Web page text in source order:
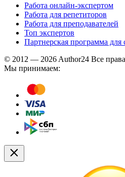
Работа онлайн-экспертом
Работа для репетиторов
Работа для преподавателей
Топ экспертов
Партнерская программа для
© 2012 — 2026 Author24 Все
Мы принимаем: